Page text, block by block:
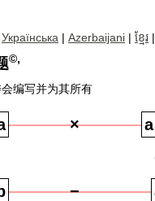
Українська | Azerbaijani | ខ្មែរ
©,
编写并为其所有
×
−